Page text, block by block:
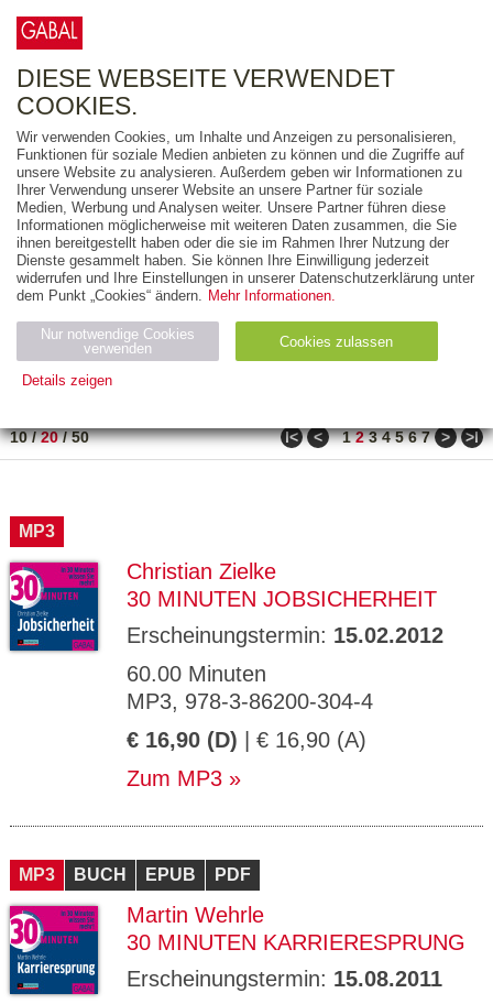
FREITEXT
AUSGABEART
AUS DER REIHE
ZUM THEMA
Neuerscheinung
Bestseller
PREIS
10/20/50 ǀ< < 1 2 3 4 5 6 7 > >ǀ
MP3
Christian Zielke
30 MINUTEN JOBSICHERHEIT
Erscheinungstermin: 15.02.2012
60.00 Minuten
MP3, 978-3-86200-304-4
€ 16,90 (D) | € 16,90 (A)
Zum MP3
MP3 BUCH EPUB PDF
Martin Wehrle
30 MINUTEN KARRIERESPRUNG
Erscheinungstermin: 15.08.2011
DIESE WEBSEITE VERWENDET
COOKIES.
Wir verwenden Cookies, um Inhalte und Anzeigen zu personalisieren,
Funktionen für soziale Medien anbieten zu können und die Zugriffe auf
unsere Website zu analysieren. Außerdem geben wir Informationen zu
Ihrer Verwendung unserer Website an unsere Partner für soziale
Medien, Werbung und Analysen weiter. Unsere Partner führen diese
Informationen möglicherweise mit weiteren Daten zusammen, die Sie
ihnen bereitgestellt haben oder die sie im Rahmen Ihrer Nutzung der
Dienste gesammelt haben. Sie können Ihre Einwilligung jederzeit
widerrufen und Ihre Einstellungen in unserer Datenschutzerklärung unter
dem Punkt „Cookies“ ändern. Mehr Informationen.
Nur notwendige Cookies
verwenden
Cookies zulassen
Details zeigen
Name Zweck
Ty
ESSION
_ID
GV_CO
OKIES
gabal-
verlag.
Speichert den Zustimmungsstatus des
Domäne.